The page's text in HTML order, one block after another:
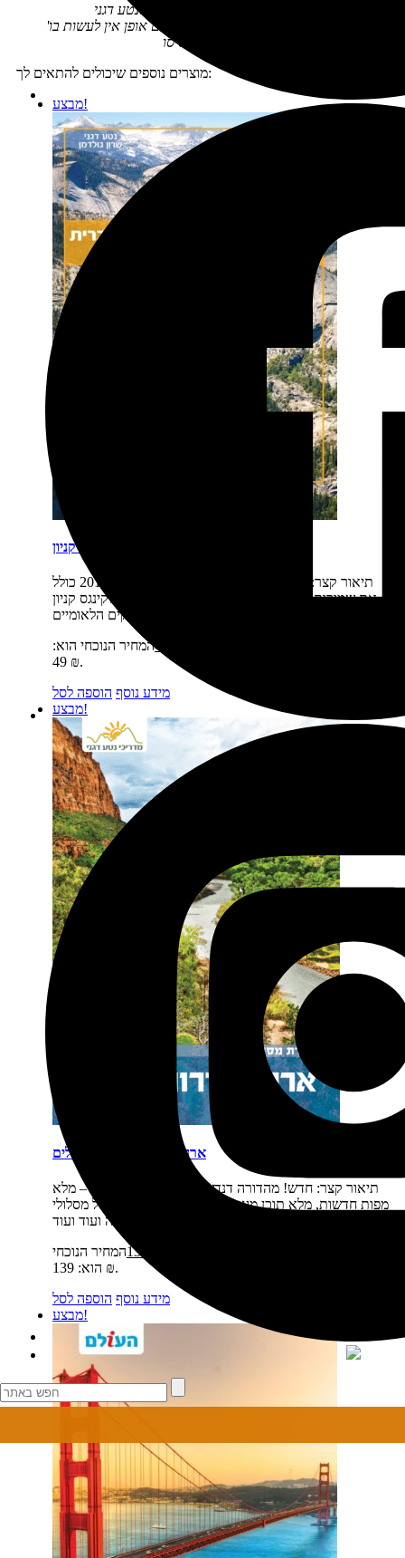
הזכויות ב'מחולל-המסלולים' ובתוצריו שמורות לנטע דגני
'מחולל-המסלולים' נועד ככלי עזר אישי ובשום אופן אין לעשות בו
שימוש מסחרי או לספק שירותים על בסיסו
מוצרים נוספים שיכולים להתאים לך:
מבצע!
תיאור קצר:
הספר זום-אין כרך 3 יצא לאור בשנת 2016 כולל
את שמורות הטבע של קליפורניה: יוסמיטי, סקויה וקינגס קניון
49המחיר הנוכחי הוא:
49 ₪.
מידע נוסף הוספה לסל
מבצע!
ארה"ב דרום מערב מסלולים
תיאור קצר: חדש! מהדורה דנדשה, מעודכנת, מורחבת – מלא
מפות חדשות, מלא תוכן מעודכן, מלא לינקים למפות של מסלולי
139המחיר הנוכחי
הוא: 139 ₪.
מידע נוסף הוספה לסל
מבצע!